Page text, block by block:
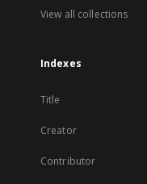
View all collections
Indexes
Title
Creator
Contributor